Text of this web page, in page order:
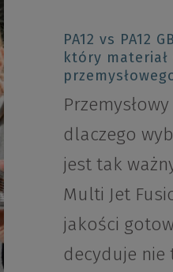
PA12 vs PA12
który materiał
dlaczego
jest tak
Multi Jet
jakości
decyduje nie